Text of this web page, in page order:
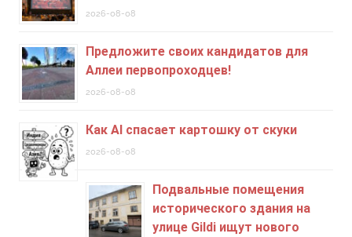
2026-08-08
Предложите своих кандидатов для
Аллеи первопроходцев!
2026-08-08
Как AI спасает картошку от скуки
2026-08-08
Подвальные помещения
исторического здания на
улице Gildi ищут нового